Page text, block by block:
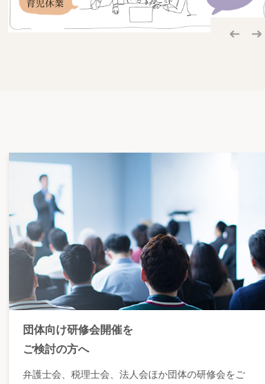
団体向け研修会開催を
ご検討の方へ
弁護士会、税理士会、法人会ほか団体の研修会をご